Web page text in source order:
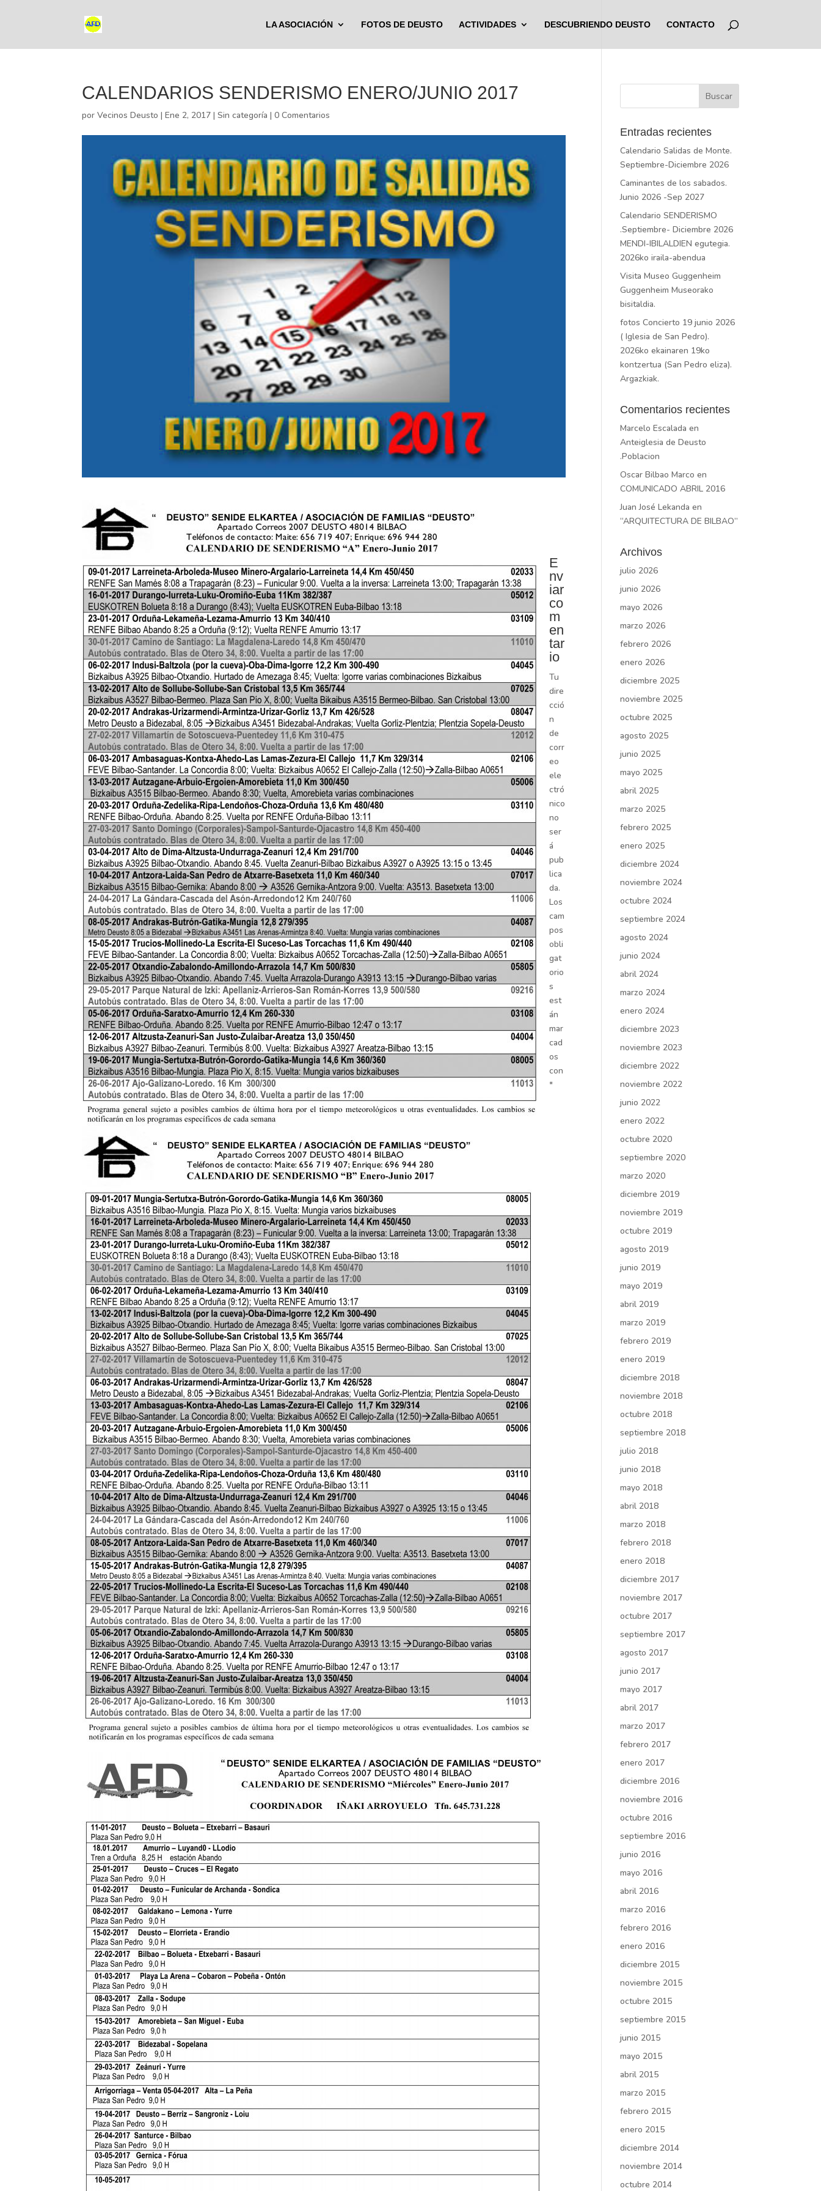
LA ASOCIACIÓN FOTOS DE DEUSTO ACTIVIDADES DESCUBRIENDO DEUSTO CONTACTO
CALENDARIOS SENDERISMO ENERO/JUNIO 2017
porVecinos Deusto |Ene 2, 2017 |Sin categoría |0 Comentarios
E
nv
iar
co
m
en
tar
io
Tu
dire
cció
n
de
corr
eo
ele
ctró
nico
no
ser
á
pub
lica
da.
Los
cam
pos
obli
gat
orio
s
est
án
mar
cad
os
con
*
Entradas recientes
Calendario Salidas de Monte.
Septiembre-Diciembre 2026
Caminantes de los sabados.
Junio 2026 -Sep 2027
Calendario SENDERISMO
.Septiembre- Diciembre 2026
MENDI-IBILALDIEN egutegia.
2026ko iraila-abendua
Visita Museo Guggenheim
Guggenheim Museorako
bisitaldia.
fotos Concierto 19 junio 2026
( Iglesia de San Pedro).
2026ko ekainaren 19ko
kontzertua (San Pedro eliza).
Argazkiak.
Comentarios recientes
Marcelo Escalada en
Anteiglesia de Deusto
.Poblacion
Oscar Bilbao Marco en
COMUNICADO ABRIL 2016
Juan José Lekanda en
“ARQUITECTURA DE BILBAO”
Archivos
julio 2026
junio 2026
mayo 2026
marzo 2026
febrero 2026
enero 2026
diciembre 2025
noviembre 2025
octubre 2025
agosto 2025
junio 2025
mayo 2025
abril 2025
marzo 2025
febrero 2025
enero 2025
diciembre 2024
noviembre 2024
octubre 2024
septiembre 2024
agosto 2024
junio 2024
abril 2024
marzo 2024
enero 2024
diciembre 2023
noviembre 2023
diciembre 2022
noviembre 2022
junio 2022
enero 2022
octubre 2020
septiembre 2020
marzo 2020
diciembre 2019
noviembre 2019
octubre 2019
agosto 2019
junio 2019
mayo 2019
abril 2019
marzo 2019
febrero 2019
enero 2019
diciembre 2018
noviembre 2018
octubre 2018
septiembre 2018
julio 2018
junio 2018
mayo 2018
abril 2018
marzo 2018
febrero 2018
enero 2018
diciembre 2017
noviembre 2017
octubre 2017
septiembre 2017
agosto 2017
junio 2017
mayo 2017
abril 2017
marzo 2017
febrero 2017
enero 2017
diciembre 2016
noviembre 2016
octubre 2016
septiembre 2016
junio 2016
mayo 2016
abril 2016
marzo 2016
febrero 2016
enero 2016
diciembre 2015
noviembre 2015
octubre 2015
septiembre 2015
junio 2015
mayo 2015
abril 2015
marzo 2015
febrero 2015
enero 2015
diciembre 2014
noviembre 2014
octubre 2014